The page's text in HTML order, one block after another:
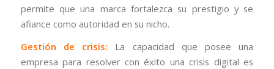
permite que una marca fortalezca su prestigio y se
afiance como autoridad en su nicho.
Gestión de crisis: La capacidad que posee una
empresa para resolver con éxito una crisis digital es